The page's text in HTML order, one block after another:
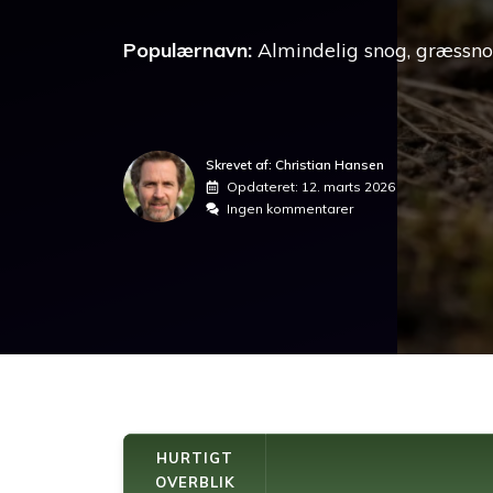
Populærnavn: Almindelig snog,
Skrevet af: Christian Hansen
Opdateret: 12. marts 2026
Ingen kommentarer
HURTIGT
OVERBLIK